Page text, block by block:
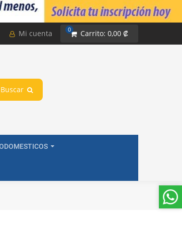
Mi cuenta 0 Carrito: 0,00 ₡
Buscar
243-292 MFD (microfaradios) uF, 110-125 VAC.